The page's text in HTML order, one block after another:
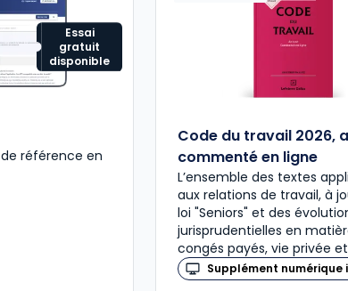
Essai
gratuit
disponible
référence en
Code du travail 2026,
commenté en ligne
L’ensemble des textes
aux relations de travail, à
loi "Seniors" et des
jurisprudentielles en
congés payés, vie privée
Supplément numérique